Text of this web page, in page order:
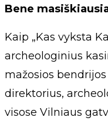
Bene
Kaip „Kas vyksta
archeologinius
mažosios
direktorius,
visose Vilniaus